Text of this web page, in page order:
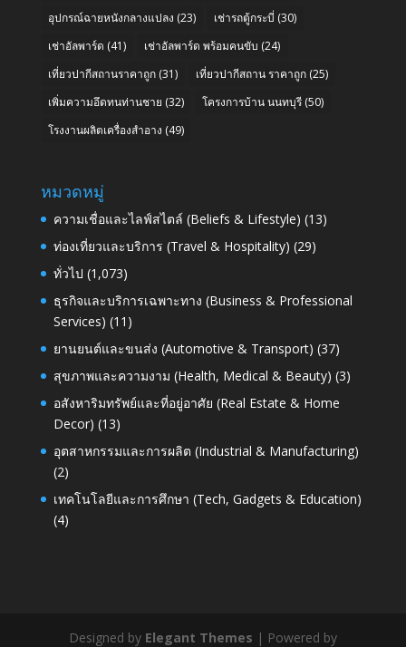
อุปกรณ์ฉายหนังกลางแปลง (23) เช่ารถตู้กระบี่ (30)
เช่าอัลพาร์ด (41) เช่าอัลพาร์ด พร้อมคนขับ (24)
เที่ยวปากีสถานราคาถูก(31) เที่ยวปากีสถาน ราคาถูก(25)
เพิ่มความอึดทนท่านชาย (32) โครงการบ้าน นนทบุรี(50)
โรงงานผลิตเครื่องสำอาง (49)
หมวดหมู่
ความเชื่อและไลฟ์สไตล์ (Beliefs & Lifestyle) (13)
ท่องเที่ยวและบริการ (Travel & Hospitality) (29)
ทั่วไป (1,073)
ธุรกิจและบริการเฉพาะทาง (Business & Professional
Services) (11)
ยานยนต์และขนส่ง (Automotive & Transport) (37)
สุขภาพและความงาม (Health, Medical & Beauty) (3)
อสังหาริมทรัพย์และที่อยู่อาศัย (Real Estate & Home
Decor) (13)
อุตสาหกรรมและการผลิต (Industrial & Manufacturing)
(2)
เทคโนโลยีและการศึกษา (Tech, Gadgets & Education)
(4)
Designed by Elegant Themes | Powered by